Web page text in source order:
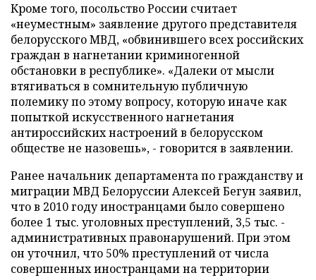
Кроме того, посольство России считает
«неуместным» заявление другого представителя
белорусского МВД, «обвинившего всех российских
граждан в нагнетании криминогенной
обстановки в республике». «Далеки от мысли
втягиваться в сомнительную публичную
полемику по этому вопросу, которую иначе как
попыткой искусственного нагнетания
антироссийских настроений в белорусском
обществе не назовешь», - говорится в заявлении.
Ранее начальник департамента по гражданству и
миграции МВД Белоруссии Алексей Бегун заявил,
что в 2010 году иностранцами было совершено
более 1 тыс. уголовных преступлений, 3,5 тыс. -
административных правонарушений. При этом
он уточнил, что 50% преступлений от числа
совершенных иностранцами на территории